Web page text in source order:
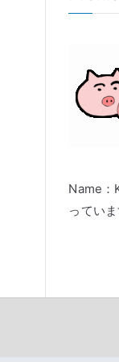
Name：
っていま